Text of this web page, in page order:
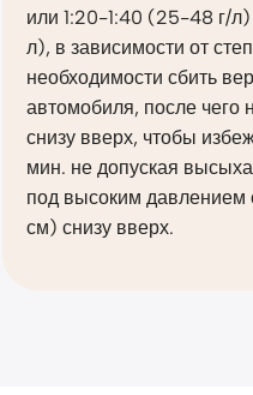
или 1:20-1:40 (25-48 г/
л), в зависимости от
необходимости сбить
автомобиля, после чего
снизу вверх, чтобы
мин. не допуская
под высоким давлением
см) снизу вверх.